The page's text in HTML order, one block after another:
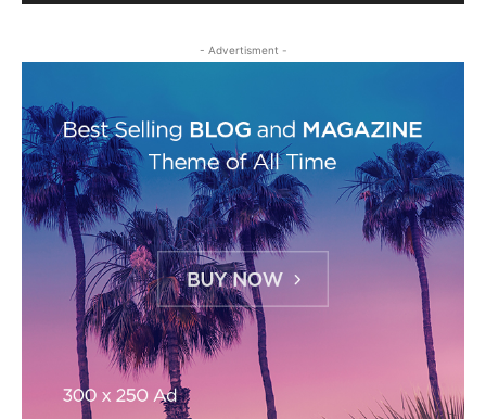
- Advertisment -